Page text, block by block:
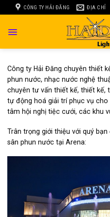
to
CÔNG TY HẢI ĐĂNG ĐỊA CHỈ
Công ty Hải Đăng chuyên thiết
phun nước, nhạc nước nghệ
chuyên tư vấn thiết kế, thiết
tự động hoá giải trí phục vụ
tâm hội nghị tiệc cưới, các khu
Trân trọng giới thiệu với quý
sân phun nước tại Arena: